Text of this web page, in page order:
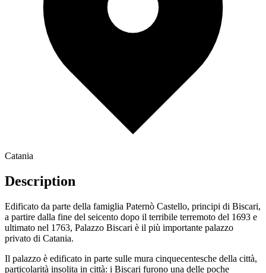
Catania
Description
Edificato da parte della famiglia Paternò Castello, principi di Biscari,
a partire dalla fine del seicento dopo il terribile terremoto del 1693 e
ultimato nel 1763, Palazzo Biscari è il più importante palazzo
privato di Catania.
Il palazzo è edificato in parte sulle mura cinquecentesche della città,
particolarità insolita in città: i Biscari furono una delle poche